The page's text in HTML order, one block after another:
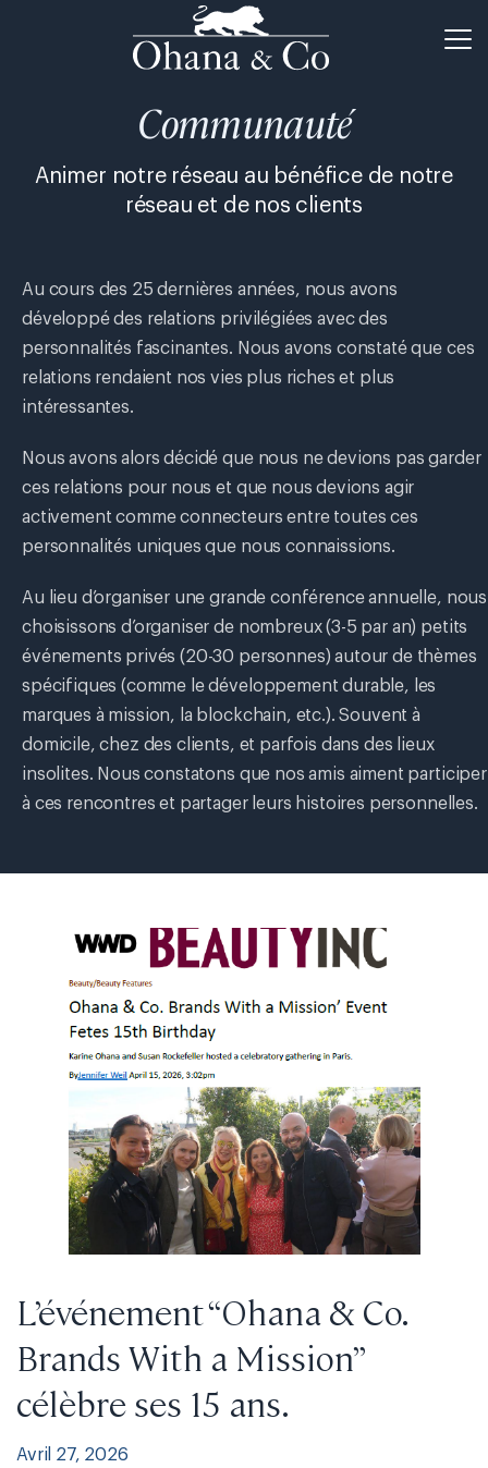
Communauté
Animer notre réseau au bénéfice de notre
réseau et de nos clients
Au cours des 25 dernières années, nous avons
développé des relations privilégiées avec des
personnalités fascinantes. Nous avons constaté que ces
relations rendaient nos vies plus riches et plus
intéressantes.
Nous avons alors décidé que nous ne devions pas garder
ces relations pour nous et que nous devions agir
activement comme connecteurs entre toutes ces
personnalités uniques que nous connaissions.
Au lieu d’organiser une grande conférence annuelle, nous
choisissons d’organiser de nombreux (3-5 par an) petits
événements privés (20-30 personnes) autour de thèmes
spécifiques (comme le développement durable, les
marques à mission, la blockchain, etc.). Souvent à
domicile, chez des clients, et parfois dans des lieux
insolites. Nous constatons que nos amis aiment participer
à ces rencontres et partager leurs histoires personnelles.
L’événement “Ohana & Co.
Brands With a Mission”
célèbre ses 15 ans.
Avril 27, 2026